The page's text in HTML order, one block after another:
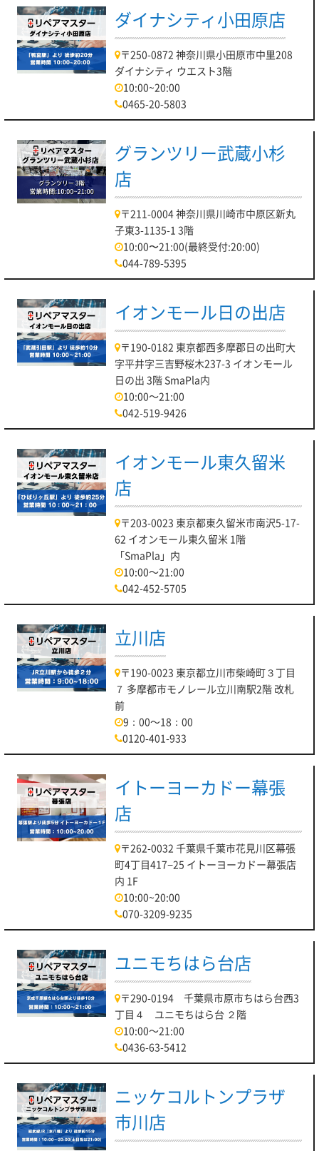
ダイナシティ小田原店
〒250-0872 神奈川県小田原市中里208
ダイナシティ ウエスト3階
10:00~20:00
0465-20-5803
グランツリー武蔵小杉
店
〒211-0004 神奈川県川崎市中原区新丸
子東3-1135-1 3階
10:00〜21:00(最終受付:20:00)
044-789-5395
イオンモール日の出店
〒190-0182 東京都西多摩郡日の出町大
字平井字三吉野桜木237-3 イオンモール
日の出 3階 SmaPla内
10:00～21:00
042-519-9426
イオンモール東久留米
店
〒203-0023 東京都東久留米市南沢5-17-
62 イオンモール東久留米 1階
「SmaPla」内
10:00～21:00
042-452-5705
立川店
〒190-0023 東京都立川市柴崎町３丁目
７ 多摩都市モノレール立川南駅2階 改札
前
9：00～18：00
0120-401-933
イトーヨーカドー幕張
店
〒262-0032 千葉県千葉市花見川区幕張
町4丁目417−25 イトーヨーカドー幕張店
内 1F
10:00~20:00
070-3209-9235
ユニモちはら台店
〒290-0194 千葉県市原市ちはら台西3
丁目４ ユニモちはら台 ２階
10:00～21:00
0436-63-5412
ニッケコルトンプラザ
市川店